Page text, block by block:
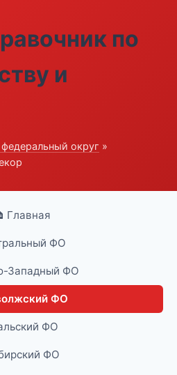
по
и
округ »
Главная
ФО
Западный ФО
ФО
ФО
ФО